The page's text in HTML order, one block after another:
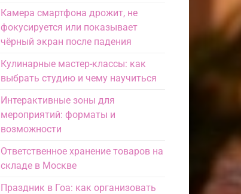
Камера смартфона дрожит, не
фокусируется или показывает
чёрный экран после падения
Кулинарные мастер-классы: как
выбрать студию и чему научиться
Интерактивные зоны для
мероприятий: форматы и
возможности
Ответственное хранение товаров на
складе в Москве
Праздник в Гоа: как организовать